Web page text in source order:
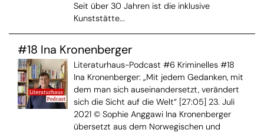
Seit über 30 Jahren ist die inklusive
Kunststätte...
#18 Ina Kronenberger
Literaturhaus-Podcast #6 Kriminelles #18
Ina Kronenberger: „Mit jedem Gedanken, mit
dem man sich auseinandersetzt, verändert
sich die Sicht auf die Welt“ [27:05] 23. Juli
2021 © Sophie Anggawi Ina Kronenberger
übersetzt aus dem Norwegischen und